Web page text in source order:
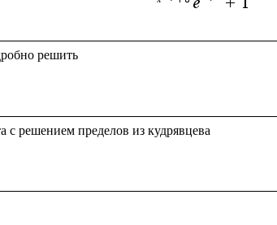
решением пределов из кудрявцева